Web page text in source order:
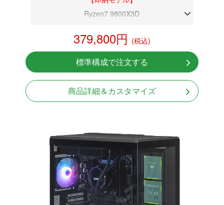
Ryzen7 9800X3D
RTX 4070Ti 16GB(整備済み品)
NVMeSSD 1TB
無線LAN Bluetooth対応
Windows11 Home 64bit
379,800円 (税込)
標準構成で注文する
商品詳細＆カスタマイズ